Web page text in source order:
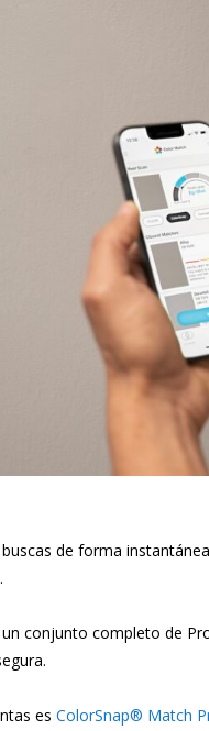
de forma
conjunto completo de
es ColorSnap® Match